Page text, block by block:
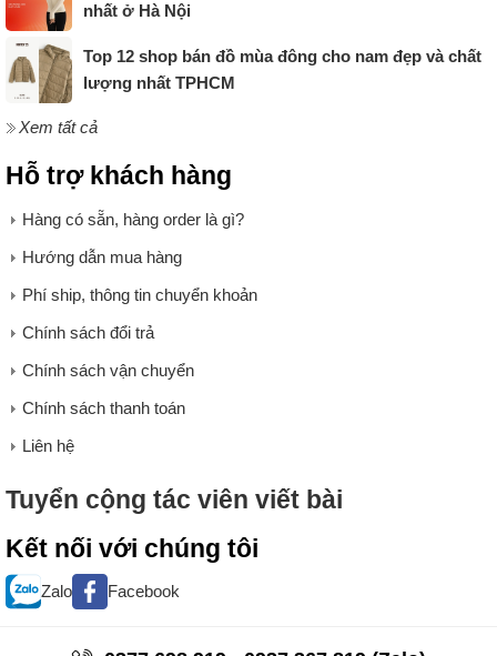
nhất ở Hà Nội
Top 12 shop bán đồ mùa đông cho nam đẹp và chất
lượng nhất TPHCM
Xem tất cả
Hỗ trợ khách hàng
Hàng có sẵn, hàng order là gì?
Hướng dẫn mua hàng
Phí ship, thông tin chuyển khoản
Chính sách đổi trả
Chính sách vận chuyển
Chính sách thanh toán
Liên hệ
Tuyển cộng tác viên viết bài
Kết nối với chúng tôi
Zalo Facebook